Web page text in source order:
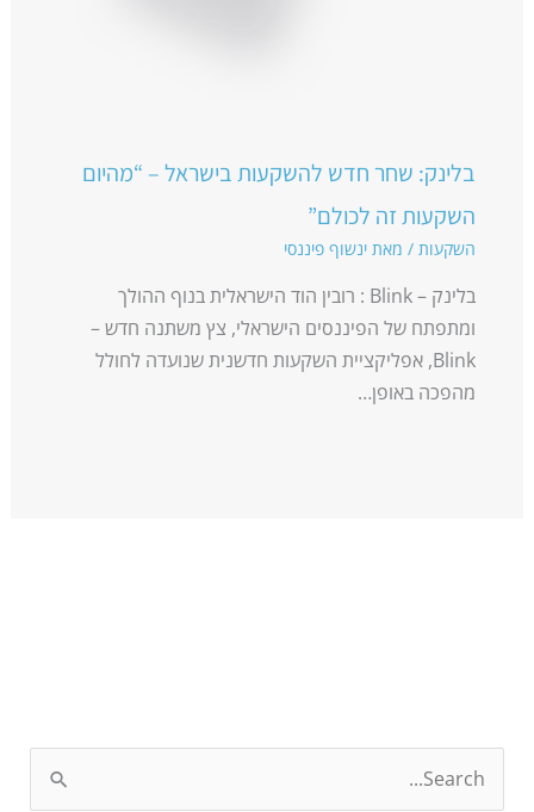
בלינק: שחר חדש להשקעות בישראל – “מהיום
השקעות זה לכולם”
השקעות / מאת ינשוף פיננסי
בלינק – Blink : רובין הוד הישראלית בנוף ההולך
ומתפתח של הפיננסים הישראלי, צץ משתנה חדש –
Blink, אפליקציית השקעות חדשנית שנועדה לחולל
מהפכה באופן…